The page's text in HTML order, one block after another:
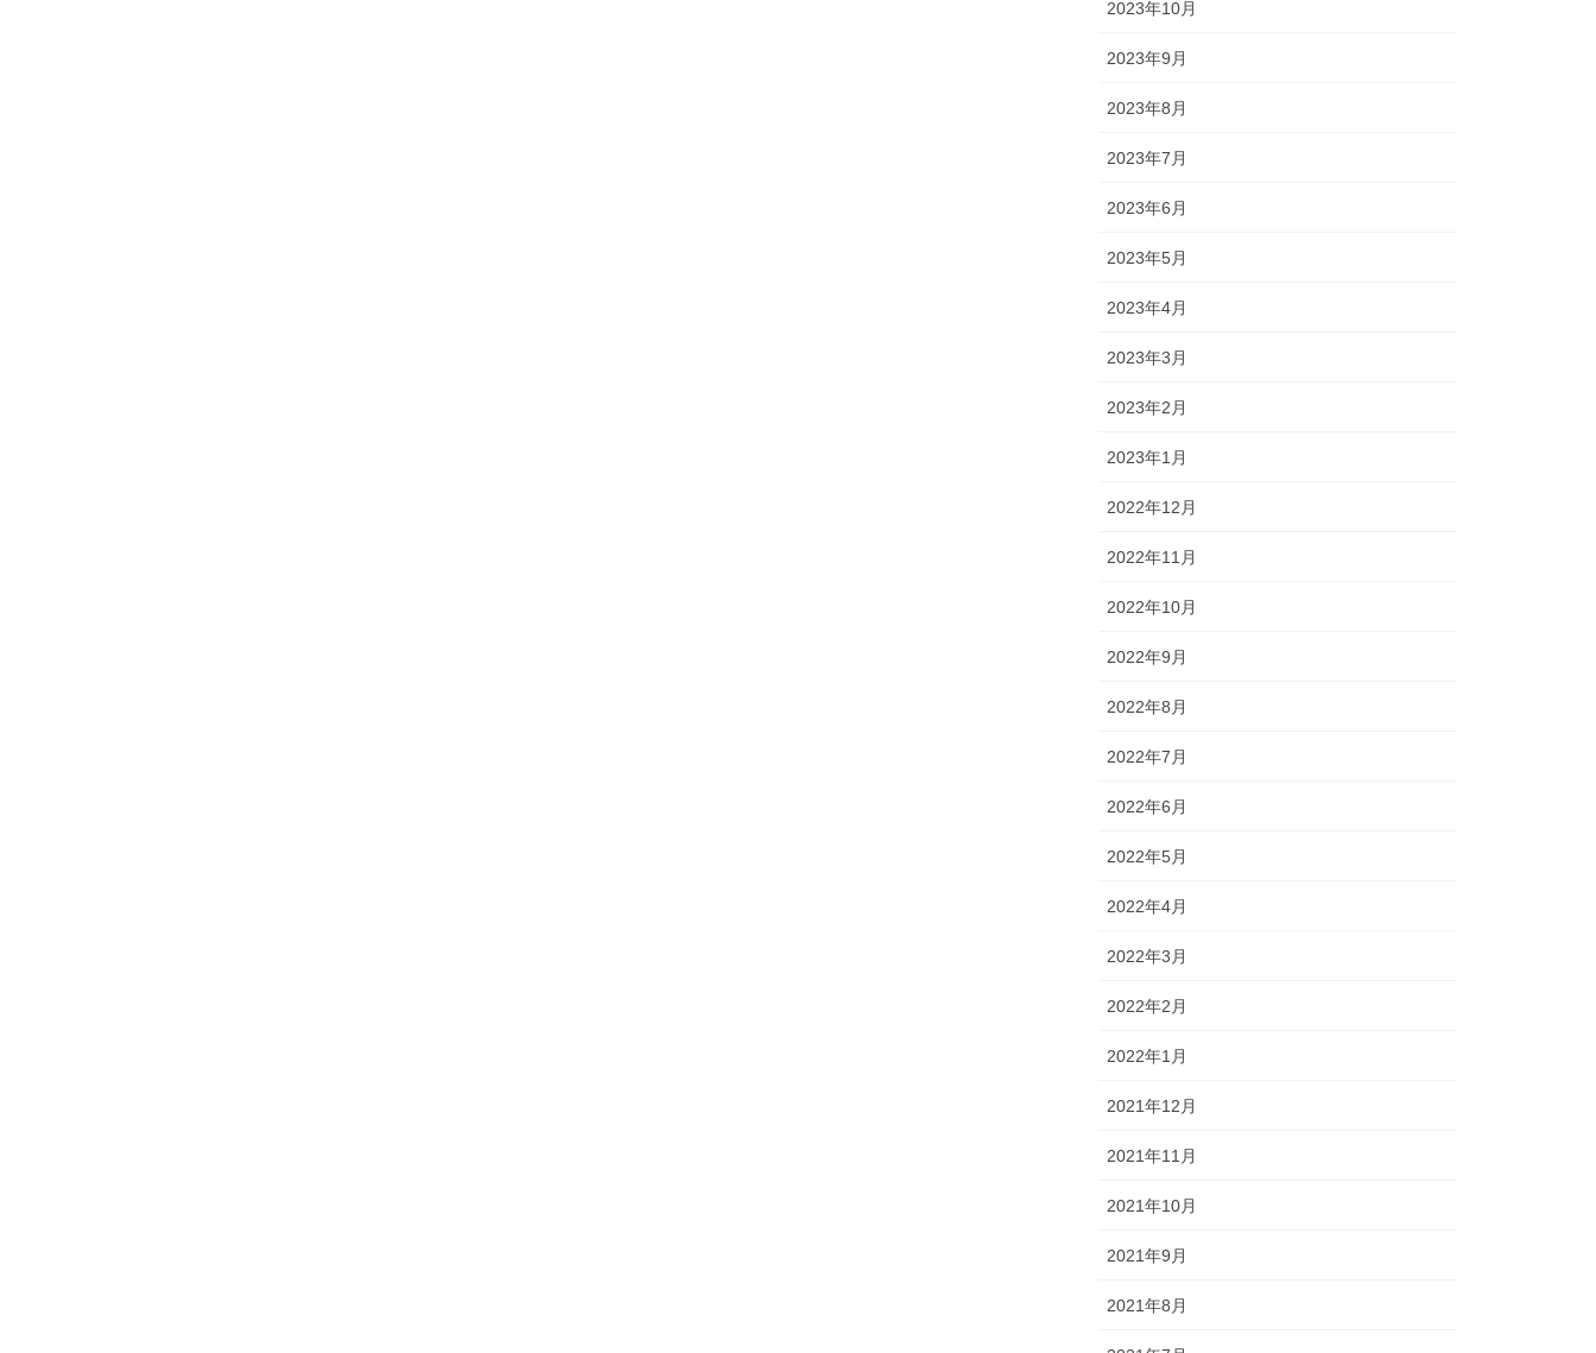
2023年10月
2023年9月
2023年8月
2023年7月
2023年6月
2023年5月
2023年4月
2023年3月
2023年2月
2023年1月
2022年12月
2022年11月
2022年10月
2022年9月
2022年8月
2022年7月
2022年6月
2022年5月
2022年4月
2022年3月
2022年2月
2022年1月
2021年12月
2021年11月
2021年10月
2021年9月
2021年8月